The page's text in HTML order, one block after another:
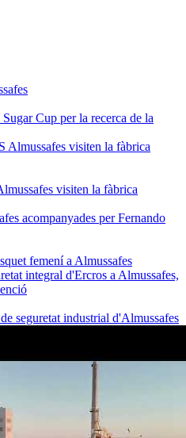
Cup per la recerca de la
visiten la fàbrica
femení a Almussafes
seguretat industrial d'Almussafes